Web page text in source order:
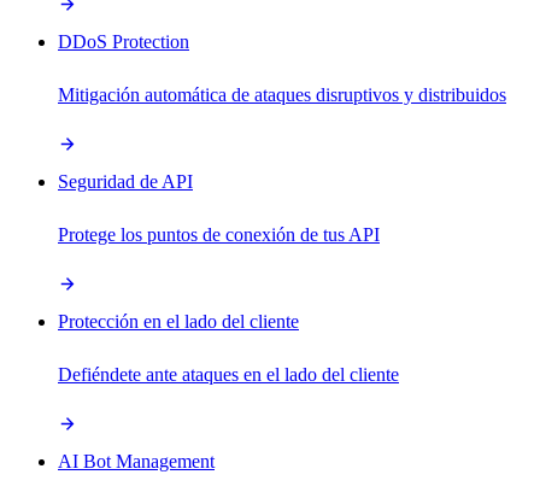
DDoS Protection
Mitigación automática de ataques disruptivos y distribuidos
Seguridad de API
Protege los puntos de conexión de tus API
Protección en el lado del cliente
Defiéndete ante ataques en el lado del cliente
AI Bot Management